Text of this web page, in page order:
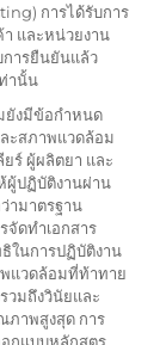
การได้รับการ
า และหน่วยงาน
ารยืนยันแล้ว
านั้น
ยังมีข้อกำหนด
ะสภาพแวดล้อม
ร์ ผู้ผลิตยา และ
ผู้ปฏิบัติงานผ่าน
ามาตรฐาน
จัดทำเอกสาร
ธิในการปฏิบัติงาน
แวดล้อมที่ท้าทาย
วมถึงวินัยและ
ภาพสูงสุด การ